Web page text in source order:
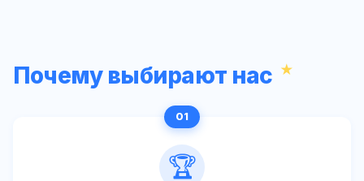
Почему выбирают нас
🏆